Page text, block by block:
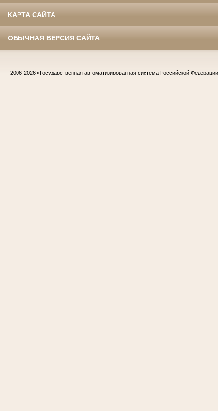
КАРТА САЙТА
ОБЫЧНАЯ ВЕРСИЯ САЙТА
2006-2026 «Государственная автоматизированная система Российской